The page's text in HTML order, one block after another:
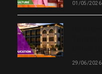
01/05/2026
29/06/2026